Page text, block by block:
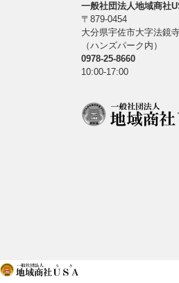
一般社団法人地域商社
〒879-0454
大分県宇佐市大字法鏡
（ハンズパーク内）
0978-25-8660
10:00-17:00